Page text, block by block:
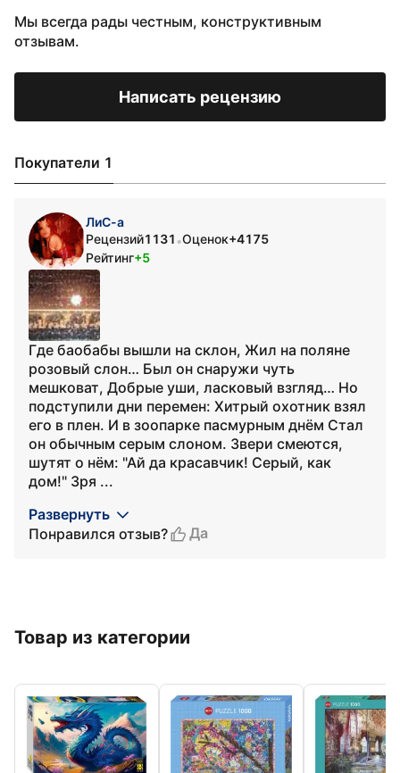
Мы всегда рады честным, конструктивным
отзывам.
Написать рецензию
Покупатели 1
ЛиС-а
Рецензий1131 •Оценок+4175
Рейтинг+5
Где баобабы вышли на склон, Жил на поляне
розовый слон… Был он снаружи чуть
мешковат, Добрые уши, ласковый взгляд… Но
подступили дни перемен: Хитрый охотник взял
его в плен. И в зоопарке пасмурным днём Стал
он обычным серым слоном. Звери смеются,
шутят о нём: "Ай да красавчик! Серый, как
дом!" Зря ...
Развернуть
Понравился отзыв?
Да
Товар из категории